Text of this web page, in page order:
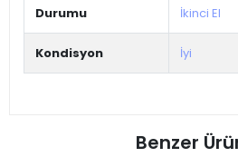
Durumu İkinci El
Kondisyon İyi
Benzer